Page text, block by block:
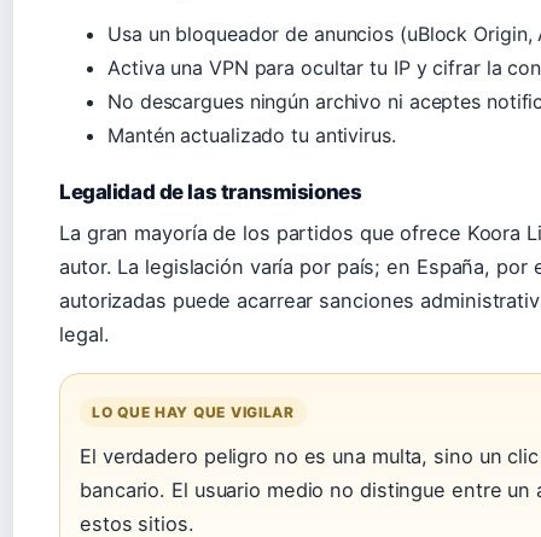
Usa un bloqueador de anuncios (uBlock Origin,
Activa una VPN para ocultar tu IP y cifrar la
No descargues ningún archivo ni aceptes
Mantén actualizado tu antivirus.
Legalidad de las transmisiones
La gran mayoría de los partidos que ofrece Koora
autor. La legislación varía por país; en España,
autorizadas puede acarrear sanciones
legal.
LO QUE HAY QUE VIGILAR
El verdadero peligro no es una multa, sino un
bancario. El usuario medio no distingue entre
estos sitios.